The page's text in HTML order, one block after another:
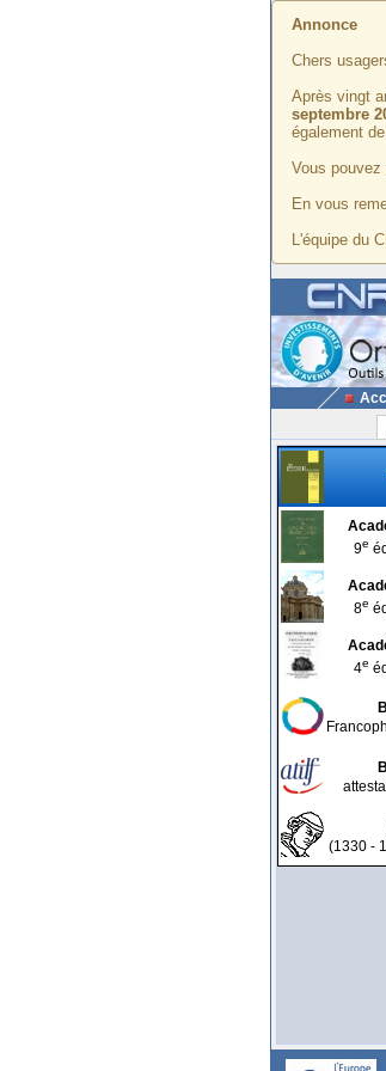
Annonce
Chers
Après vingt
septembre
également
Vous
En vous
L'équipe du
9e
8e
4e
(1330 -